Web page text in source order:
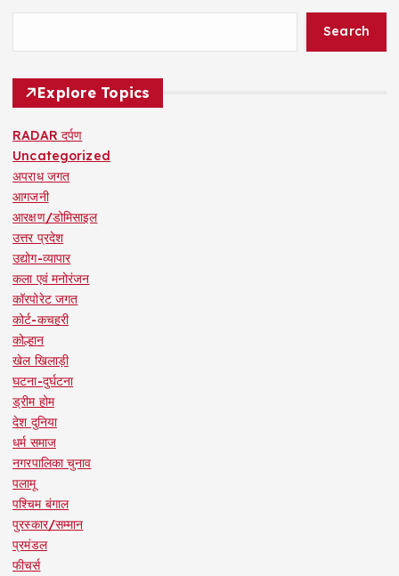
Search
Explore Topics
RADAR दर्पण
Uncategorized
अपराध जगत
आगजनी
आरक्षण/डोमिसाइल
उत्तर प्रदेश
उद्योग-व्यापार
कला एवं मनोरंजन
कॉरपोरेट जगत
कोर्ट-कचहरी
कोल्हान
खेल खिलाड़ी
घटना-दुर्घटना
ड्रीम होम
देश दुनिया
धर्म समाज
नगरपालिका चुनाव
पलामू
पश्चिम बंगाल
पुरस्कार/सम्मान
प्रमंडल
फीचर्स